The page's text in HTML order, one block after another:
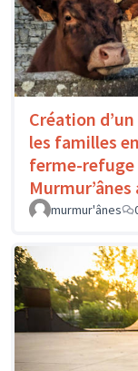
Création
les familles
ferme-
murmur'ânes